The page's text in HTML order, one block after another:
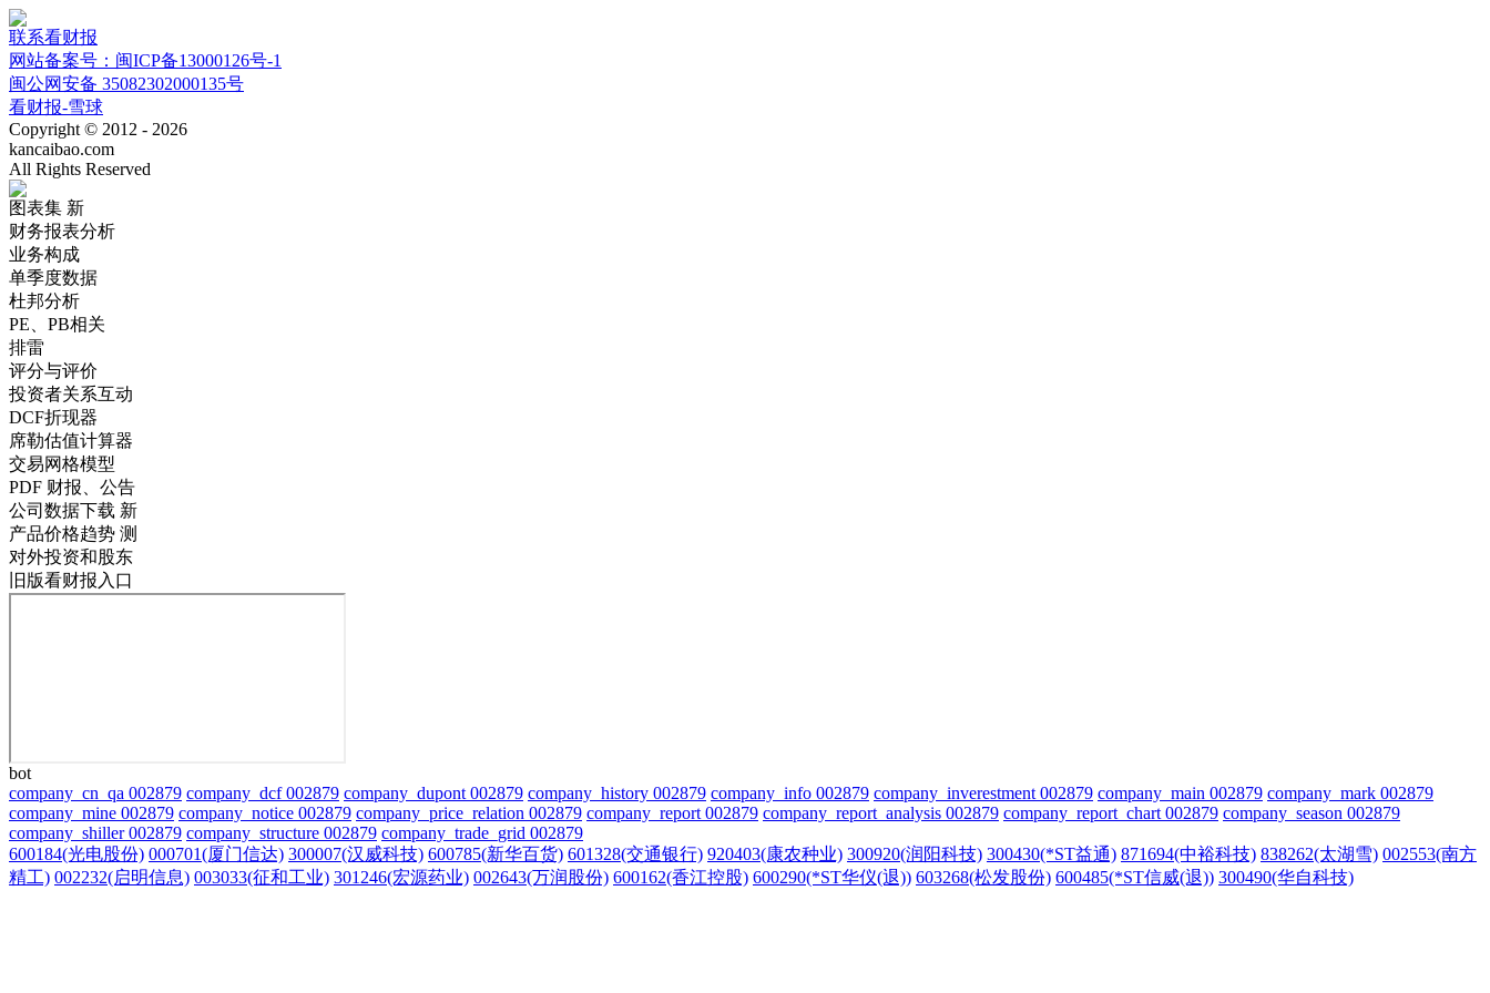
联系看财报
网站备案号：闽ICP备13000126号-1
闽公网安备 35082302000135号
看财报-雪球
Copyright © 2012 - 2026
kancaibao.com
All Rights Reserved
图表集 新
财务报表分析
业务构成
单季度数据
杜邦分析
PE、PB相关
排雷
评分与评价
投资者关系互动
DCF折现器
席勒估值计算器
交易网格模型
PDF 财报、公告
公司数据下载 新
产品价格趋势 测
对外投资和股东
旧版看财报入口
bot
company_cn_qa 002879 company_dcf 002879 company_dupont 002879 company_history 002879 company_info 002879 company_inverestment 002879 company_main 002879 company_mark 002879
company_mine 002879 company_notice 002879 company_price_relation 002879 company_report 002879 company_report_analysis 002879 company_report_chart 002879 company_season 002879
company_shiller 002879 company_structure 002879 company_trade_grid 002879
600184(光电股份) 000701(厦门信达) 300007(汉威科技) 600785(新华百货) 601328(交通银行) 920403(康农种业) 300920(润阳科技) 300430(*ST益通) 871694(中裕科技) 838262(太湖雪) 002553(南方
精工) 002232(启明信息) 003033(征和工业) 301246(宏源药业) 002643(万润股份) 600162(香江控股) 600290(*ST华仪(退)) 603268(松发股份) 600485(*ST信威(退)) 300490(华自科技)